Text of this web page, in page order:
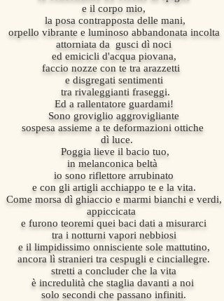
e il corpo mio,
la posa contrapposta delle mani,
orpello vibrante e luminoso abbandonata incolta
attorniata da gusci dì noci
ed emicicli d'acqua piovana,
faccio nozze con te tra arazzetti
e disgregati sentimenti
tra rivaleggianti fraseggi.
Ed a rallentatore guardami!
Sono groviglio aggrovigliante
sospesa assieme a te deformazioni ottiche
dì luce.
Poggia lieve il bacio tuo,
in melanconica beltà
io sono riflettore arrubinato
e con gli artigli acchiappo te e la vita.
Come morsa dì ghiaccio e marmi bianchi e verdi,
appiccicata
e furono teoremi quei baci dati a misurarci
tra i notturni vapori nebbiosi
e il limpidissimo onnisciente sole mattutino,
ancora lì stranieri tra cespugli e cinciallegre.
stretti a concluder che la vita
è incredulità che staglia davanti a noi
solo secondi che passano infiniti.